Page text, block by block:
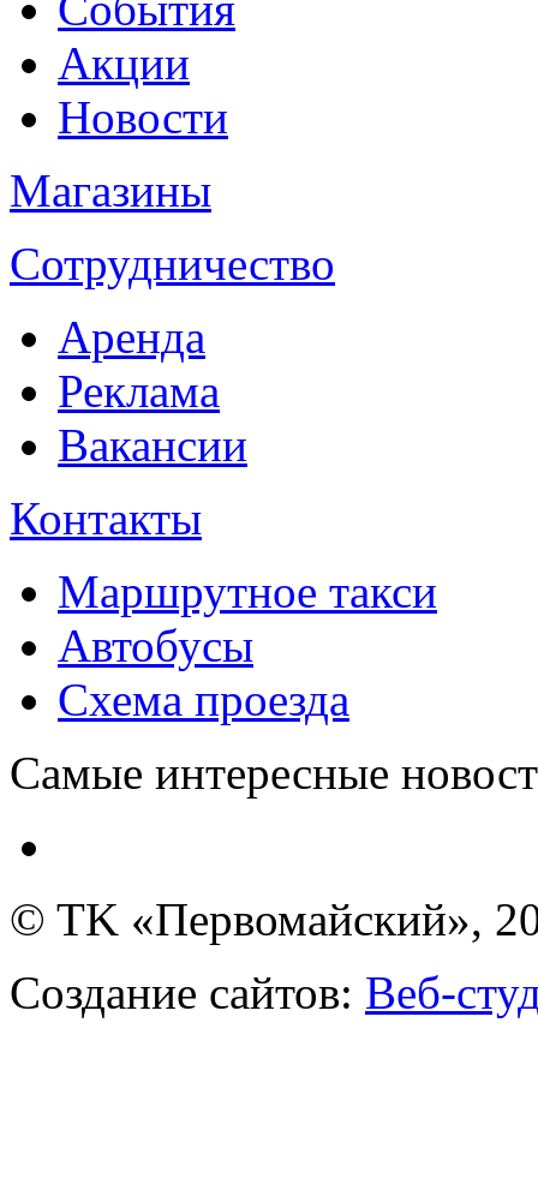
Акции
Новости
Магазины
Сотрудничество
Аренда
Реклама
Вакансии
Контакты
Маршрутное такси
Автобусы
Схема проезда
Самые интересные
© TK «Первомайский»,
Создание сайтов: Веб-